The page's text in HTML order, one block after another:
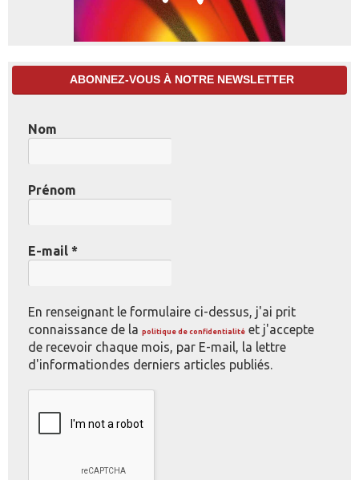
ABONNEZ-VOUS À NOTRE NEWSLETTER
Nom
Prénom
E-mail *
En renseignant le formulaire ci-dessus, j'ai prit
connaissance de la politique de confidentialité et j'accepte
de recevoir chaque mois, par E-mail, la lettre
d'informationdes derniers articles publiés.